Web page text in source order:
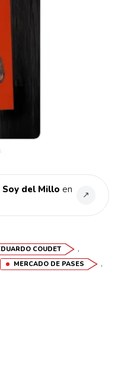
Soy del Millo en
↗
COUDET ,
MERCADO DE PASES ,